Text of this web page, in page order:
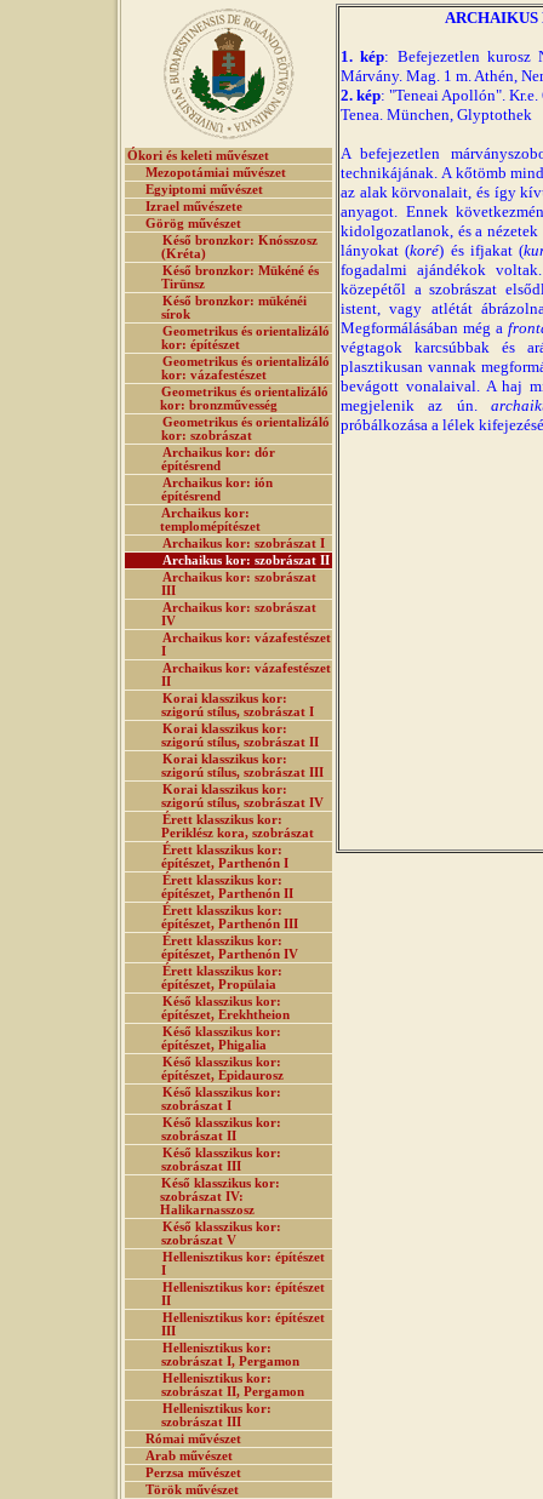
Ókori és keleti művészet
Mezopotámiai művészet
Egyiptomi művészet
Izrael művészete
Görög művészet
Késő bronzkor: Knósszosz
(Kréta)
Késő bronzkor: Mükéné és
Tirünsz
Késő bronzkor: mükénéi
sírok
Geometrikus és orientalizáló
kor: építészet
Geometrikus és orientalizáló
kor: vázafestészet
Geometrikus és orientalizáló
kor: bronzművesség
Geometrikus és orientalizáló
kor: szobrászat
Archaikus kor: dór
építésrend
Archaikus kor: ión
építésrend
Archaikus kor:
templomépítészet
Archaikus kor: szobrászat I
Archaikus kor: szobrászat II
Archaikus kor: szobrászat
III
Archaikus kor: szobrászat
IV
Archaikus kor: vázafestészet
I
Archaikus kor: vázafestészet
II
Korai klasszikus kor:
szigorú stílus, szobrászat I
Korai klasszikus kor:
szigorú stílus, szobrászat II
Korai klasszikus kor:
szigorú stílus, szobrászat III
Korai klasszikus kor:
szigorú stílus, szobrászat IV
Érett klasszikus kor:
Periklész kora, szobrászat
Érett klasszikus kor:
építészet, Parthenón I
Érett klasszikus kor:
építészet, Parthenón II
Érett klasszikus kor:
építészet, Parthenón III
Érett klasszikus kor:
építészet, Parthenón IV
Érett klasszikus kor:
építészet, Propülaia
Késő klasszikus kor:
építészet, Erekhtheion
Késő klasszikus kor:
építészet, Phigalia
Késő klasszikus kor:
építészet, Epidaurosz
Késő klasszikus kor:
szobrászat I
Késő klasszikus kor:
szobrászat II
Késő klasszikus kor:
szobrászat III
Késő klasszikus kor:
szobrászat IV:
Halikarnasszosz
Késő klasszikus kor:
szobrászat V
Hellenisztikus kor: építészet
I
Hellenisztikus kor: építészet
II
Hellenisztikus kor: építészet
III
Hellenisztikus kor:
szobrászat I, Pergamon
Hellenisztikus kor:
szobrászat II, Pergamon
Hellenisztikus kor:
szobrászat III
Római művészet
Arab művészet
Perzsa művészet
Török művészet
ARCHAIKUS
1. kép: Befejezetlen kurosz
Márvány. Mag. 1 m. Athén,
2. kép: "Teneai Apollón".
Tenea. München, Glyptothek
A befejezetlen
technikájának. A kőtömb
az alak körvonalait, és így
anyagot. Ennek
kidolgozatlanok, és a
lányokat (koré) és ifjakat (
fogadalmi ajándékok
közepétől a szobrászat
istent, vagy atlétát
Megformálásában még a
végtagok karcsúbbak és
plasztikusan vannak
bevágott vonalaival. A haj
megjelenik az ún.
próbálkozása a lélek